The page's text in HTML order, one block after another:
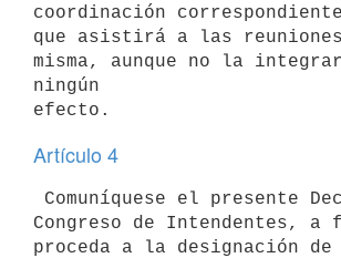
coordinación
que asistirá a las
misma, aunque no la
ningún
Artículo 4
Congreso de Intendentes, a
proceda a la designación